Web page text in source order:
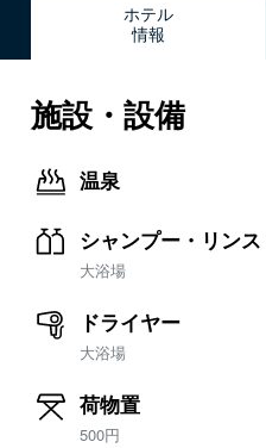
ホテル
情報
施設・設備
温泉
シャンプー・リンス
大浴場
ドライヤー
大浴場
荷物置
500円